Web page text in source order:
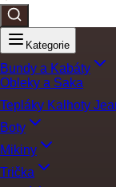
Kategorie
Bundy a Kabáty
Obleky a Saka
Tepláky Kalhoty
Boty
Mikiny
Trička